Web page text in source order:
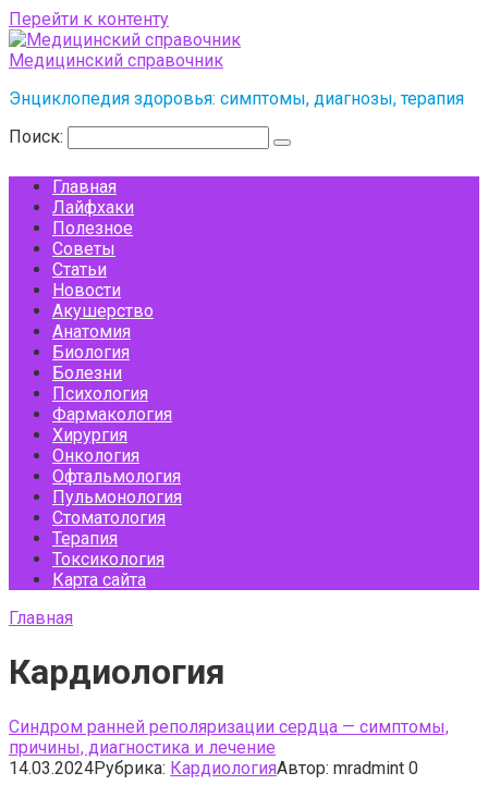
Перейти к контенту
Медицинский справочник
Энциклопедия здоровья: симптомы, диагнозы, терапия
Поиск:
Главная
Лайфхаки
Полезное
Советы
Статьи
Новости
Акушерство
Анатомия
Биология
Болезни
Психология
Фармакология
Хирургия
Онкология
Офтальмология
Пульмонология
Стоматология
Терапия
Токсикология
Карта сайта
Главная
Кардиология
Синдром ранней реполяризации сердца — симптомы,
причины, диагностика и лечение
14.03.2024Рубрика: КардиологияАвтор: mradmint 0